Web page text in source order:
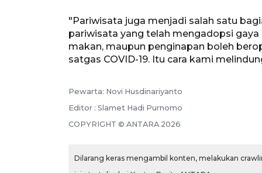
"Pariwisata juga menjadi salah satu
pariwisata yang telah mengadopsi
makan, maupun penginapan boleh
satgas COVID-19. Itu cara kami
Pewarta: Novi Husdinariyanto
Editor : Slamet Hadi Purnomo
COPYRIGHT © ANTARA 2026
Dilarang keras mengambil konten, melakukan